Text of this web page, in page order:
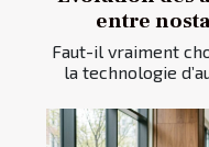
entre
Faut-il vraiment
la technologie